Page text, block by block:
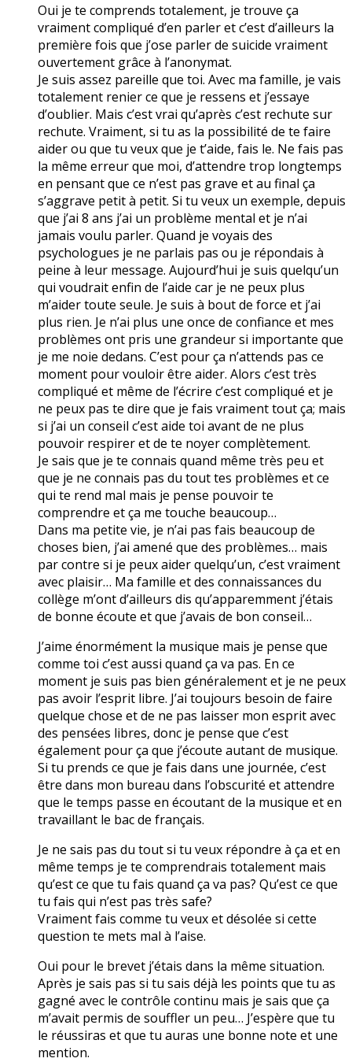
Oui je te comprends totalement, je trouve ça
vraiment compliqué d’en parler et c’est d’ailleurs la
première fois que j’ose parler de suicide vraiment
ouvertement grâce à l’anonymat.
Je suis assez pareille que toi. Avec ma famille, je vais
totalement renier ce que je ressens et j’essaye
d’oublier. Mais c’est vrai qu’après c’est rechute sur
rechute. Vraiment, si tu as la possibilité de te faire
aider ou que tu veux que je t’aide, fais le. Ne fais pas
la même erreur que moi, d’attendre trop longtemps
en pensant que ce n’est pas grave et au final ça
s’aggrave petit à petit. Si tu veux un exemple, depuis
que j’ai 8 ans j’ai un problème mental et je n’ai
jamais voulu parler. Quand je voyais des
psychologues je ne parlais pas ou je répondais à
peine à leur message. Aujourd’hui je suis quelqu’un
qui voudrait enfin de l’aide car je ne peux plus
m’aider toute seule. Je suis à bout de force et j’ai
plus rien. Je n’ai plus une once de confiance et mes
problèmes ont pris une grandeur si importante que
je me noie dedans. C’est pour ça n’attends pas ce
moment pour vouloir être aider. Alors c’est très
compliqué et même de l’écrire c’est compliqué et je
ne peux pas te dire que je fais vraiment tout ça; mais
si j’ai un conseil c’est aide toi avant de ne plus
pouvoir respirer et de te noyer complètement.
Je sais que je te connais quand même très peu et
que je ne connais pas du tout tes problèmes et ce
qui te rend mal mais je pense pouvoir te
comprendre et ça me touche beaucoup…
Dans ma petite vie, je n’ai pas fais beaucoup de
choses bien, j’ai amené que des problèmes… mais
par contre si je peux aider quelqu’un, c’est vraiment
avec plaisir… Ma famille et des connaissances du
collège m’ont d’ailleurs dis qu’apparemment j’étais
de bonne écoute et que j’avais de bon conseil…
J’aime énormément la musique mais je pense que
comme toi c’est aussi quand ça va pas. En ce
moment je suis pas bien généralement et je ne peux
pas avoir l’esprit libre. J’ai toujours besoin de faire
quelque chose et de ne pas laisser mon esprit avec
des pensées libres, donc je pense que c’est
également pour ça que j’écoute autant de musique.
Si tu prends ce que je fais dans une journée, c’est
être dans mon bureau dans l’obscurité et attendre
que le temps passe en écoutant de la musique et en
travaillant le bac de français.
Je ne sais pas du tout si tu veux répondre à ça et en
même temps je te comprendrais totalement mais
qu’est ce que tu fais quand ça va pas? Qu’est ce que
tu fais qui n’est pas très safe?
Vraiment fais comme tu veux et désolée si cette
question te mets mal à l’aise.
Oui pour le brevet j’étais dans la même situation.
Après je sais pas si tu sais déjà les points que tu as
gagné avec le contrôle continu mais je sais que ça
m’avait permis de souffler un peu… J’espère que tu
le réussiras et que tu auras une bonne note et une
mention.